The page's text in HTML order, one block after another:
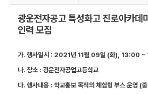
광운전자공고 특성화고 진로아카데
인력 모집
가. 행사일시 : 2021년 11월 09일 (화), 13:00 ~
나. 장소 : 광운전자공업고등학교
다. 행사내용 : 학교홍보 목적의 체험형 부스 운영 (